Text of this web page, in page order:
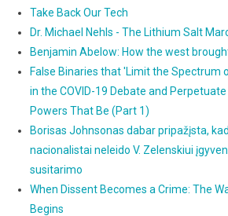
Take Back Our Tech
Dr. Michael Nehls - The Lithium Salt
Benjamin Abelow: How the west
False Binaries that 'Limit the Spectrum
in the COVID-19 Debate and
Powers That Be (Part 1)
Borisas Johnsonas dabar pripažįsta,
nacionalistai neleido V. Zelenskiui
susitarimo
When Dissent Becomes a Crime: The
Begins